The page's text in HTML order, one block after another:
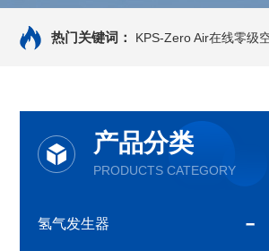
热门关键词： KPS-Zero Air在线零级
产品分类
PRODUCTS CATEGORY
氢气发生器